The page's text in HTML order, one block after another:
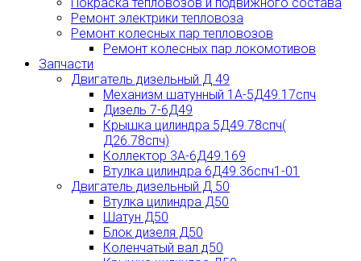
Покраска тепловозов и подвижного состава
Ремонт электрики тепловоза
Ремонт колесных пар тепловозов
Ремонт колесных пар локомотивов
Запчасти
Двигатель дизельный Д 49
Механизм шатунный 1А-5Д49.17спч
Дизель 7-6Д49
Крышка цилиндра 5Д49.78спч(
Д26.78спч)
Коллектор 3А-6Д49.169
Втулка цилиндра 6Д49.36спч1-01
Двигатель дизельный Д 50
Втулка цилиндра Д50
Шатун Д50
Блок дизеля Д50
Коленчатый вал д50